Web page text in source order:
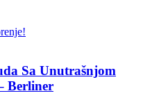
Sa Unutrašnjom
Berliner